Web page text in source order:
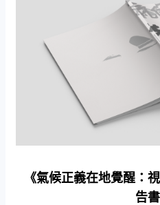
《氣候正義在地覺醒：
告書